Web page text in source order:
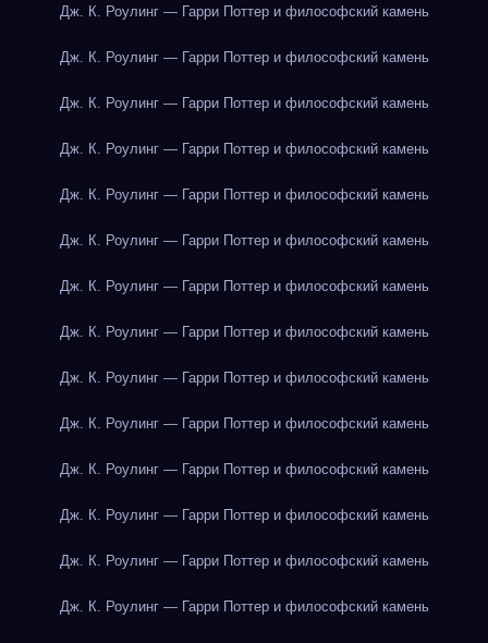
Дж. К. Роулинг — Гарри Поттер и философский камень
Дж. К. Роулинг — Гарри Поттер и философский камень
Дж. К. Роулинг — Гарри Поттер и философский камень
Дж. К. Роулинг — Гарри Поттер и философский камень
Дж. К. Роулинг — Гарри Поттер и философский камень
Дж. К. Роулинг — Гарри Поттер и философский камень
Дж. К. Роулинг — Гарри Поттер и философский камень
Дж. К. Роулинг — Гарри Поттер и философский камень
Дж. К. Роулинг — Гарри Поттер и философский камень
Дж. К. Роулинг — Гарри Поттер и философский камень
Дж. К. Роулинг — Гарри Поттер и философский камень
Дж. К. Роулинг — Гарри Поттер и философский камень
Дж. К. Роулинг — Гарри Поттер и философский камень
Дж. К. Роулинг — Гарри Поттер и философский камень